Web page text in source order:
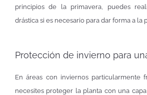
principios de la primavera, puedes
drástica si es necesario para dar forma a la
Protección de invierno para
En áreas con inviernos particularmente
necesites proteger la planta con una